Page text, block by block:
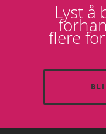
Lyst å
flere